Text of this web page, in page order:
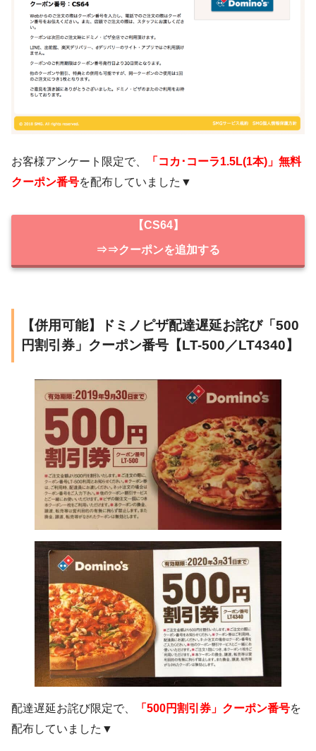
お客様アンケート限定で、
「コカ･コーラ1.5L(1本)」無料
クーポン番号を配布していました▼
【CS64】
⇒⇒クーポンを追加する
【併用可能】ドミノピザ配達遅延お詫び「500
円割引券」クーポン番号【LT-500／LT4340】
配達遅延お詫び限定で、 「500円割引券」クーポン番号を
配布していました▼